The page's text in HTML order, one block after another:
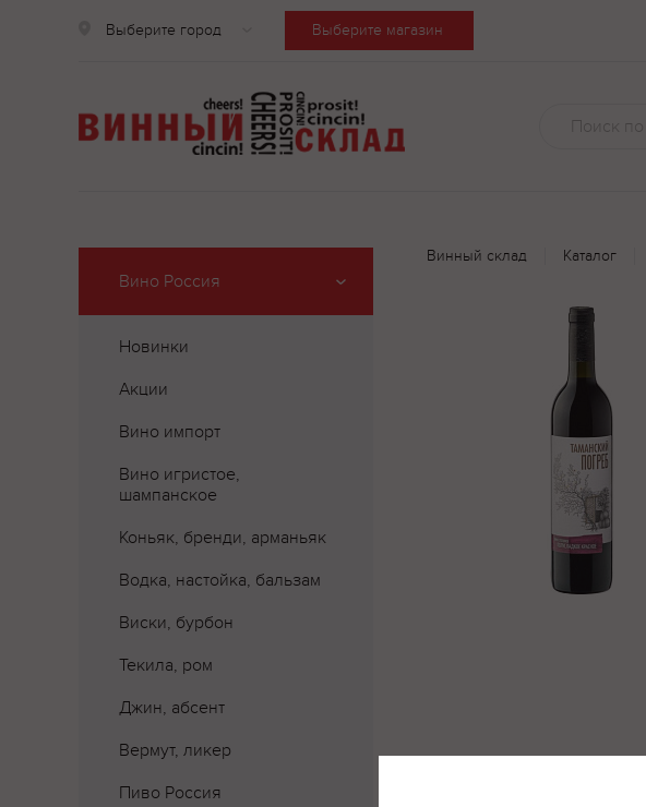
Выберите город Выберите магазин
Вино Россия
Новинки
Акции
Вино импорт
Вино игристое,
шампанское
Коньяк, бренди, арманьяк
Водка, настойка, бальзам
Виски, бурбон
Текила, ром
Джин, абсент
Вермут, ликер
Пиво Россия
Винный склад Каталог